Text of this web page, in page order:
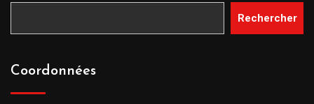
Rechercher
Coordonnées